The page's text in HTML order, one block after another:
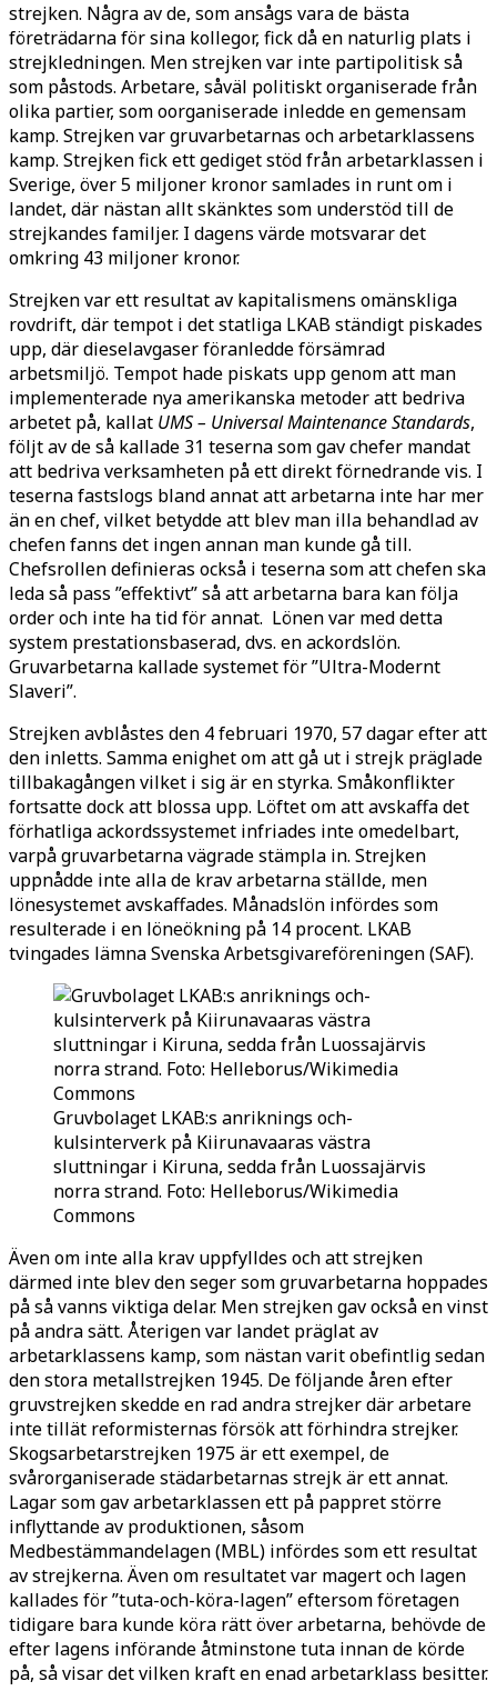
strejken. Några av de, som ansågs vara de bästa
företrädarna för sina kollegor, fick då en naturlig plats i
strejkledningen. Men strejken var inte partipolitisk så
som påstods. Arbetare, såväl politiskt organiserade från
olika partier, som oorganiserade inledde en gemensam
kamp. Strejken var gruvarbetarnas och arbetarklassens
kamp. Strejken fick ett gediget stöd från arbetarklassen i
Sverige, över 5 miljoner kronor samlades in runt om i
landet, där nästan allt skänktes som understöd till de
strejkandes familjer. I dagens värde motsvarar det
omkring 43 miljoner kronor.
Strejken var ett resultat av kapitalismens omänskliga
rovdrift, där tempot i det statliga LKAB ständigt piskades
upp, där dieselavgaser föranledde försämrad
arbetsmiljö. Tempot hade piskats upp genom att man
implementerade nya amerikanska metoder att bedriva
arbetet på, kallat UMS – Universal Maintenance Standards,
följt av de så kallade 31 teserna som gav chefer mandat
att bedriva verksamheten på ett direkt förnedrande vis. I
teserna fastslogs bland annat att arbetarna inte har mer
än en chef, vilket betydde att blev man illa behandlad av
chefen fanns det ingen annan man kunde gå till.
Chefsrollen definieras också i teserna som att chefen ska
leda så pass ”effektivt” så att arbetarna bara kan följa
order och inte ha tid för annat. Lönen var med detta
system prestationsbaserad, dvs. en ackordslön.
Gruvarbetarna kallade systemet för ”Ultra-Modernt
Slaveri”.
Strejken avblåstes den 4 februari 1970, 57 dagar efter att
den inletts. Samma enighet om att gå ut i strejk präglade
tillbakagången vilket i sig är en styrka. Småkonflikter
fortsatte dock att blossa upp. Löftet om att avskaffa det
förhatliga ackordssystemet infriades inte omedelbart,
varpå gruvarbetarna vägrade stämpla in. Strejken
uppnådde inte alla de krav arbetarna ställde, men
lönesystemet avskaffades. Månadslön infördes som
resulterade i en löneökning på 14 procent. LKAB
tvingades lämna Svenska Arbetsgivareföreningen (SAF).
Gruvbolaget LKAB:s anriknings och-
kulsinterverk på Kiirunavaaras västra
sluttningar i Kiruna, sedda från Luossajärvis
norra strand. Foto: Helleborus/Wikimedia
Commons
Även om inte alla krav uppfylldes och att strejken
därmed inte blev den seger som gruvarbetarna hoppades
på så vanns viktiga delar. Men strejken gav också en vinst
på andra sätt. Återigen var landet präglat av
arbetarklassens kamp, som nästan varit obefintlig sedan
den stora metallstrejken 1945. De följande åren efter
gruvstrejken skedde en rad andra strejker där arbetare
inte tillät reformisternas försök att förhindra strejker.
Skogsarbetarstrejken 1975 är ett exempel, de
svårorganiserade städarbetarnas strejk är ett annat.
Lagar som gav arbetarklassen ett på pappret större
inflyttande av produktionen, såsom
Medbestämmandelagen (MBL) infördes som ett resultat
av strejkerna. Även om resultatet var magert och lagen
kallades för ”tuta-och-köra-lagen” eftersom företagen
tidigare bara kunde köra rätt över arbetarna, behövde de
efter lagens införande åtminstone tuta innan de körde
på, så visar det vilken kraft en enad arbetarklass besitter.